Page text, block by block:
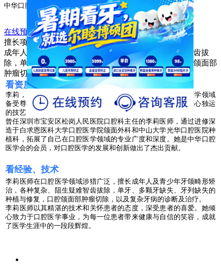
中华口腔医学会会员
在线预约 咨询专家
擅长项目
成年人及青少年牙颌畸形矫治，各种复杂、阻生疑难智齿拔
除，单牙、多个牙缺失、牙列缺失的种植与修复，口腔颌面部
肿瘤切除，复杂牙病的诊断及治疗
看资质、学历
李莉，深圳市宝安区松岗人民医院口腔科的创始人，是口腔医学领域
备受尊敬的专家。多年的从业经验，她以卓越的医学造诣和匠心独运
的技艺，深受患者和同行的信赖。
曾任深圳市宝安区松岗人民医院口腔科主任的李莉医师，通过进修深
造于白求恩医科大学口腔医学院颌面外科和中山大学光华口腔医院种
植科，拓展了自己在口腔医学领域的专业广度和深度。她是中华口腔
医学会的会员，对口腔医学的发展和创新做出了杰出贡献。
看经验、技术
李莉医师在口腔医学领域涉猎广泛，擅长成年人及青少年牙颌畸形矫
治，各种复杂、阻生疑难智齿拔除，单牙、多颗牙缺失、牙列缺失的
种植与修复，口腔颌面部肿瘤切除，以及复杂牙病的诊断及治疗。
李莉医师以其精湛的技术和关怀患者的态度，深受患者的喜爱。她倾
心致力于口腔医学事业，为每一位患者带来健康与自信的笑容，成就
了医学生涯中的一段段辉煌。